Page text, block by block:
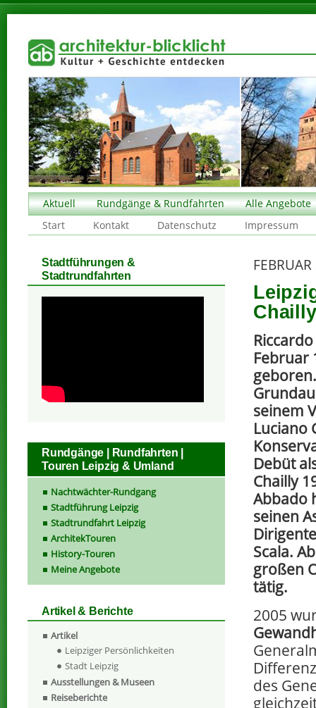
Aktuell Rundgänge & Rundfahrten
Alle Angebote
Start
Kontakt Datenschutz Impressum
Chailly
Februar
seinem
Luciano
Debüt
Chailly
Abbado
seinen
Scala.
großen
tätig.
2005
des
Stadtführungen &
Stadtrundfahrten
Rundgänge | Rundfahrten |
Touren Leipzig & Umland
Nachtwächter-Rundgang
Stadtführung Leipzig
Stadtrundfahrt Leipzig
ArchitekTouren
History-Touren
Meine Angebote
Artikel & Berichte
Artikel
Leipziger Persönlichkeiten
Stadt Leipzig
Ausstellungen & Museen
Reiseberichte